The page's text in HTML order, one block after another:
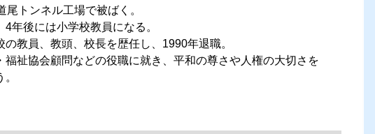
尾トンネル工場で被ばく。
年後には小学校教員になる。
の教員、教頭、校長を歴任し、1990年退職。
福祉協会顧問などの役職に就き、平和の尊さや人権の大切さを